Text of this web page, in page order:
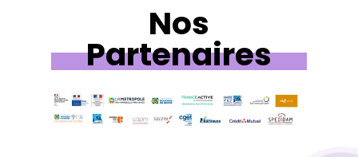
Nos
Partenaires